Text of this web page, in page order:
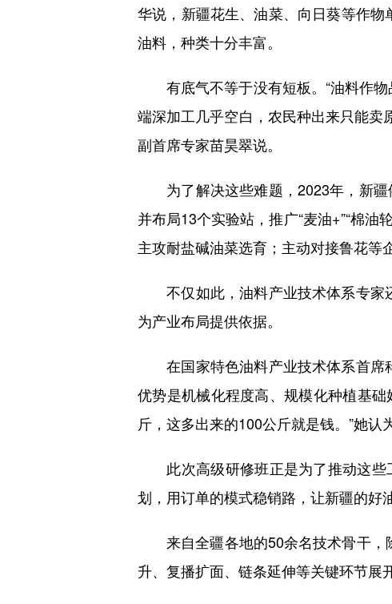
华说，新疆花生、油菜、向日葵等作
油料，种类十分丰富。
有底气不等于没有短板。“油料作物
端深加工几乎空白，农民种出来只能卖
副首席专家苗昊翠说。
为了解决这些难题，2023年，新疆
并布局13个实验站，推广“麦油+”“棉油
主攻耐盐碱油菜选育；主动对接鲁花等
不仅如此，油料产业技术体系专家
为产业布局提供依据。
在国家特色油料产业技术体系首席
优势是机械化程度高、规模化种植基
斤，这多出来的100公斤就是钱。”她认
此次高级研修班正是为了推动这些
划，用订单的模式稳销路，让新疆的好
来自全疆各地的50余名技术骨干，
升、复播扩面、链条延伸等关键环节展